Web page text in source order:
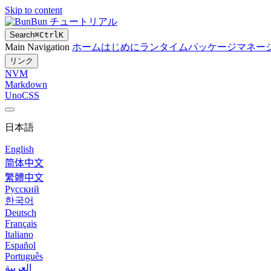
Skip to content
Bun チュートリアル
Search⌘CtrlK
Main Navigation ホームはじめにランタイムパッケージマネー
リンク
NVM
Markdown
UnoCSS
日本語
English
简体中文
繁體中文
Русский
한국어
Deutsch
Français
Italiano
Español
Português
العربية